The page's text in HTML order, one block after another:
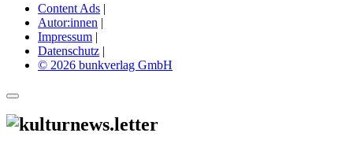
Content Ads |
Autor:innen |
Impressum |
Datenschutz |
© 2026 bunkverlag GmbH